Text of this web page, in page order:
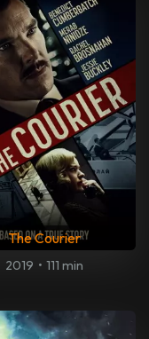
The Courier
2019 • 111 min